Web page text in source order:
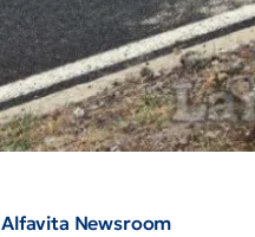
Alfavita Newsroom